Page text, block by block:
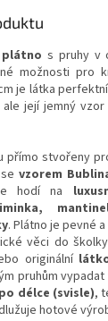
plátno s pruhy v
možnosti pro
je látka
její jemný
přímo stvořeny
vzorem
hodí na
. Plátno je pevné
věci do
originální
pruhům
délce (svisle),
hotové